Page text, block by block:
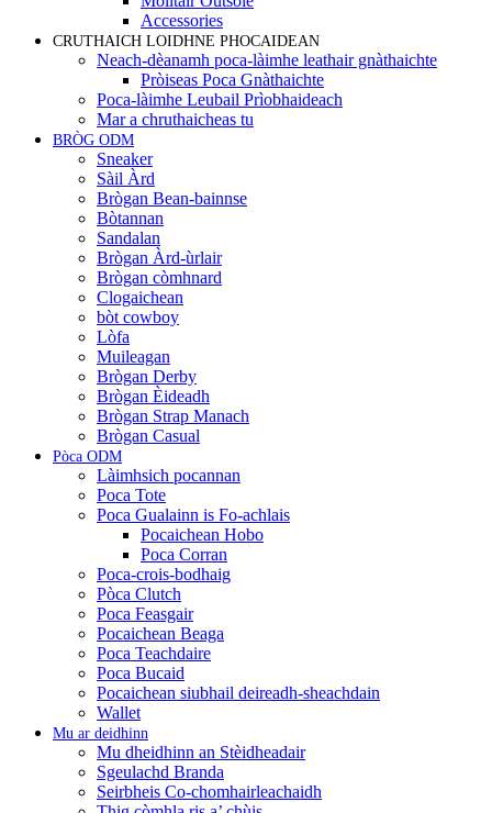
Accessories
CRUTHAICH LOIDHNE PHOCAIDEAN
Neach-dèanamh poca-làimhe leathair gnàthaichte
Pròiseas Poca Gnàthaichte
Poca-làimhe Leubail Prìobhaideach
Mar a chruthaicheas tu
BRÒG ODM
Sneaker
Sàil Àrd
Brògan Bean-bainnse
Bòtannan
Sandalan
Brògan Àrd-ùrlair
Brògan còmhnard
Clogaichean
bòt cowboy
Lòfa
Muileagan
Brògan Derby
Brògan Èideadh
Brògan Strap Manach
Brògan Casual
Pòca ODM
Làimhsich pocannan
Poca Tote
Poca Gualainn is Fo-achlais
Pocaichean Hobo
Poca Corran
Poca-crois-bodhaig
Pòca Clutch
Poca Feasgair
Pocaichean Beaga
Poca Teachdaire
Poca Bucaid
Pocaichean siubhail deireadh-sheachdain
Wallet
Mu ar deidhinn
Mu dheidhinn an Stèidheadair
Sgeulachd Branda
Seirbheis Co-chomhairleachaidh